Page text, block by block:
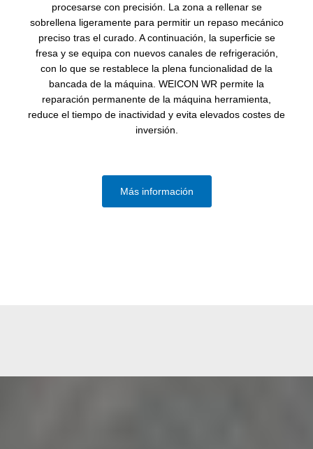
procesarse con precisión. La zona a rellenar se
sobrellena ligeramente para permitir un repaso mecánico
preciso tras el curado. A continuación, la superficie se
fresa y se equipa con nuevos canales de refrigeración,
con lo que se restablece la plena funcionalidad de la
bancada de la máquina. WEICON WR permite la
reparación permanente de la máquina herramienta,
reduce el tiempo de inactividad y evita elevados costes de
inversión.
Más información